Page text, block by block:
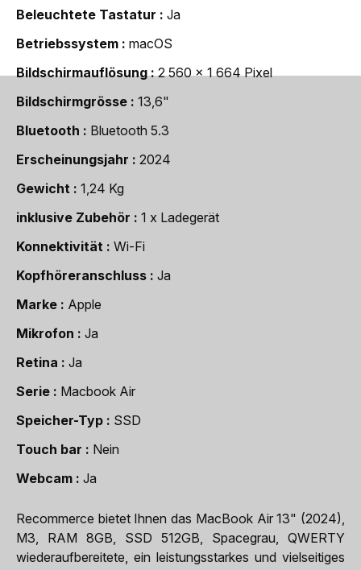
Beleuchtete Tastatur
Ja
Betriebssystem
macOS
Bildschirmauflösung
2 560 x 1 664 Pixel
Bildschirmgrösse
13,6"
Bluetooth
Bluetooth 5.3
Erscheinungsjahr
2024
Gewicht
1,24 Kg
inklusive Zubehör
1 x Ladegerät
Konnektivität
Wi-Fi
Kopfhöreranschluss
Ja
Marke
Apple
Mikrofon
Ja
Retina
Ja
Serie
Macbook Air
Speicher-Typ
SSD
Touch bar
Nein
Webcam
Ja
Recommerce bietet Ihnen das MacBook Air 13" (2024),
M3, RAM 8GB, SSD 512GB, Spacegrau, QWERTY
wiederaufbereitete, ein leistungsstarkes und vielseitiges